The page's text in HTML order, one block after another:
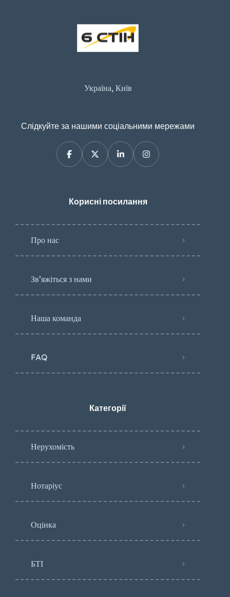
Україна, Київ
Слідкуйте за нашими соціальними мережами
Корисні посилання
Про нас
Зв’яжіться з нами
Наша команда
FAQ
Категорії
Нерухомість
Нотаріус
Оцінка
БТІ